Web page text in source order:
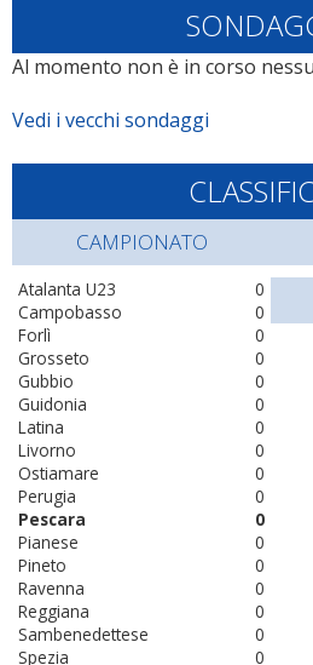
Al momento non è in corso
Vedi i vecchi sondaggi
CAMPIONATO
0
Atalanta U23
0
Campobasso
0
Forlì
0
Grosseto
0
Gubbio
0
Guidonia
0
Latina
0
Livorno
0
Ostiamare
0
Perugia
0
Pescara
0
Pianese
0
Pineto
0
Ravenna
0
Reggiana
0
Sambenedettese
0
Spezia